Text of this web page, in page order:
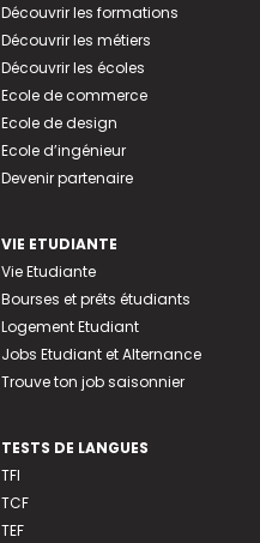
Découvrir les formations
Découvrir les métiers
Découvrir les écoles
Ecole de commerce
Ecole de design
Ecole d’ingénieur
Devenir partenaire
VIE ETUDIANTE
Vie Etudiante
Bourses et prêts étudiants
Logement Etudiant
Jobs Etudiant et Alternance
Trouve ton job saisonnier
TESTS DE LANGUES
TFI
TCF
TEF